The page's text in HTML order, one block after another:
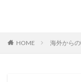
HOME 海外から